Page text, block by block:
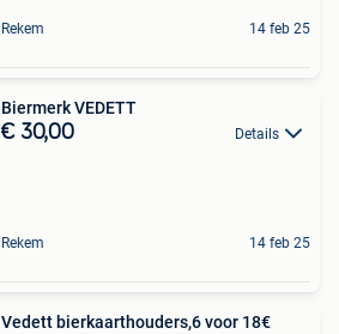
Rekem 14 feb 25
Biermerk VEDETT
€ 30,00 Details
Rekem 14 feb 25
Vedett bierkaarthouders,6 voor 18€